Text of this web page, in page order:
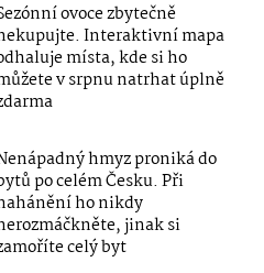
ovoce zbytečně
Interaktivní mapa
místa, kde si ho
v srpnu natrhat úplně
hmyz proniká do
po celém Česku. Při
ho nikdy
jinak si
celý byt